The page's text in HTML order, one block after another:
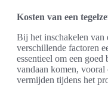
Kosten van een
Bij het inschakelen van
verschillende factoren
essentieel om een goed
vandaan komen,
vermijden tijdens het